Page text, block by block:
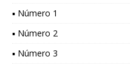
▪ Número 1
▪ Número 2
▪ Número 3